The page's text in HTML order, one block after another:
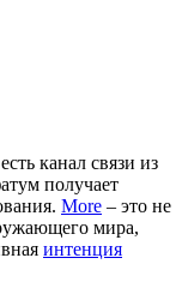
канал связи из
получает
More – это не
мира,
интенция